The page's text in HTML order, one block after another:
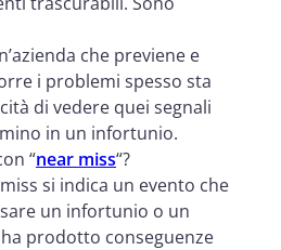
che previene e
i problemi spesso sta
di vedere quei segnali
in un infortunio.
“near miss“?
si indica un evento che
un infortunio o un
prodotto conseguenze